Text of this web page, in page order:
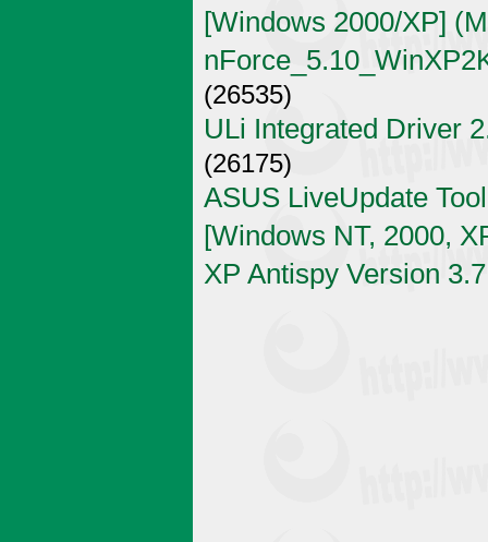
[Windows 2000/XP]
(26535)
ULi Integrated Driver
(26175)
ASUS LiveUpdate
[Windows NT, 2000,
XP Antispy Version